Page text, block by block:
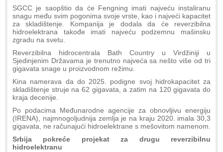
SGCC je saopštio da će Fengning imati najveću instaliranu
snagu među svim pogonima svoje vrste, kao i najveći kapacitet
za skladištenje. Kompanija je dodala da će reverzibilna
hidroelektrana takođe imati najveću podzemnu mašinsku
zgradu na svetu.
Reverzibilna hidrocentrala Bath Country u Virdžiniji u
Sjedinjenim Državama je trenutno najveća sa nešto više od tri
gigavata snage u proizvodnom režimu.
Kina namerava da do 2025. podigne svoj hidrokapacitet za
skladištenje struje na 62 gigavata, a zatim na 120 gigavata do
kraja decenije.
Po podacima Međunarodne agencije za obnovljivu energiju
(IRENA), najmnogoljudnija zemlja je na kraju 2020. imala 30,3
gigavata, ne računajući hidroelektrane s mešovitom namenom.
Srbija pokreće projekat za drugu reverzibilnu
hidroelektranu